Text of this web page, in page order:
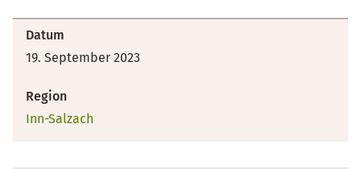
Datum
19. September 2023
Region
Inn-Salzach